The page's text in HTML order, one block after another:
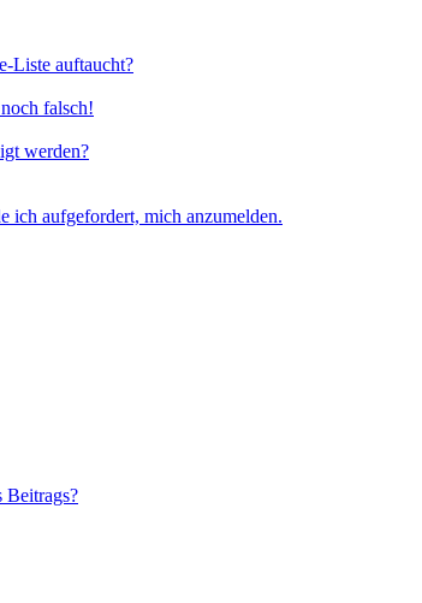
Liste auftaucht?
falsch!
werden?
ich aufgefordert, mich anzumelden.
Beitrags?